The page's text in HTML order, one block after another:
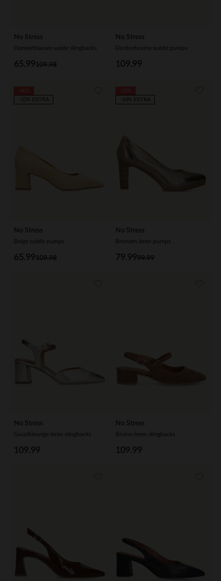
No Stress
Donkerblauwe suède slingbacks
109.98
65.99
No Stress
Donkerbruine suède pumps
109.99
No Stress
Beige suède pumps
109.98
65.99
-10% EXTRA
No Stress
Bronzen leren pumps
99.99
79.99
-10% EXTRA
No Stress
Goudkleurige leren slingbacks
109.99
No Stress
Bruine leren slingbacks
109.99